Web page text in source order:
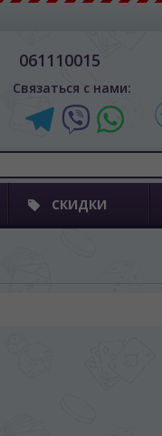
061110015
Связаться с нами:
СКИДКИ